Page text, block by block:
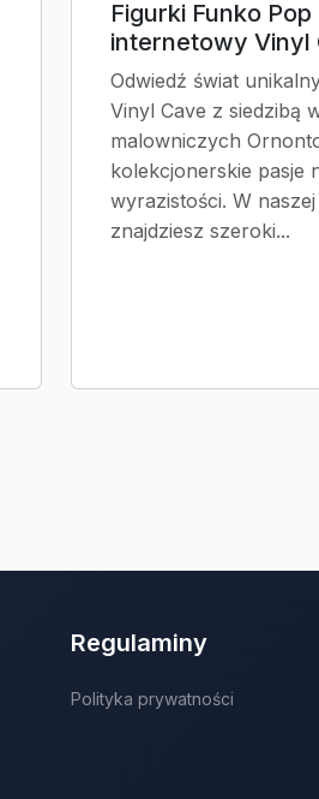
Figurki Funko
internetowy Vinyl
Odwiedź świat
Vinyl Cave z siedzibą
malowniczych
kolekcjonerskie pasje
wyrazistości. W
znajdziesz szeroki...
Regulaminy
Polityka prywatności